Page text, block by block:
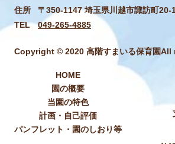
住所
〒350-1147 埼玉県川越市諏訪町20-
TEL
049-265-4885
Copyright © 2020 高階すまいる保育園
HOME
園の概要
当園の特色
計画・自己評価
パンフレット・園のしおり等